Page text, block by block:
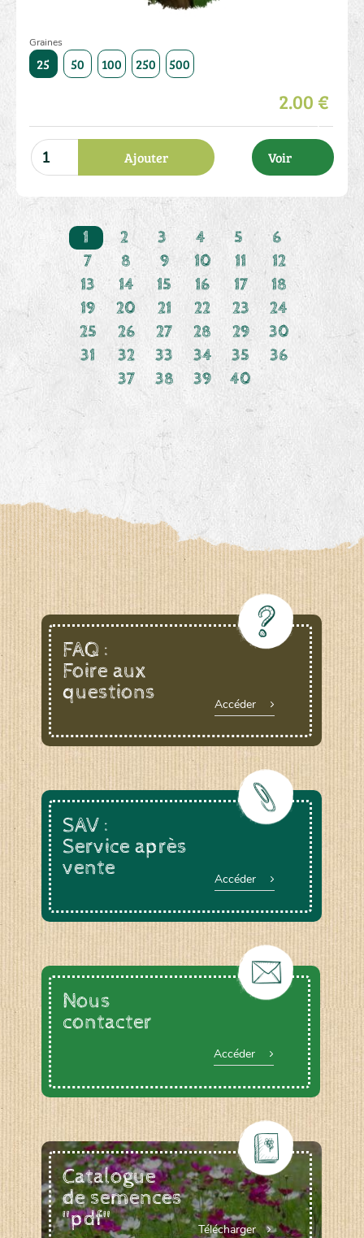
Graines
25 50 100 250 500
2.00 €
Ajouter Voir
1 2 3 4 5
6
7
8 9 10 11
12
13
14 15 16 17
18
19
20 21 22 23
24
25
26 27 28 29
30
31
32 33 34 35
36
37
38 39 40
FAQ :
Foire aux
questions
Accéder
SAV :
Service après
vente
Accéder
Nous
contacter
Accéder
Catalogue
de semences
"pdf"
Télécharger